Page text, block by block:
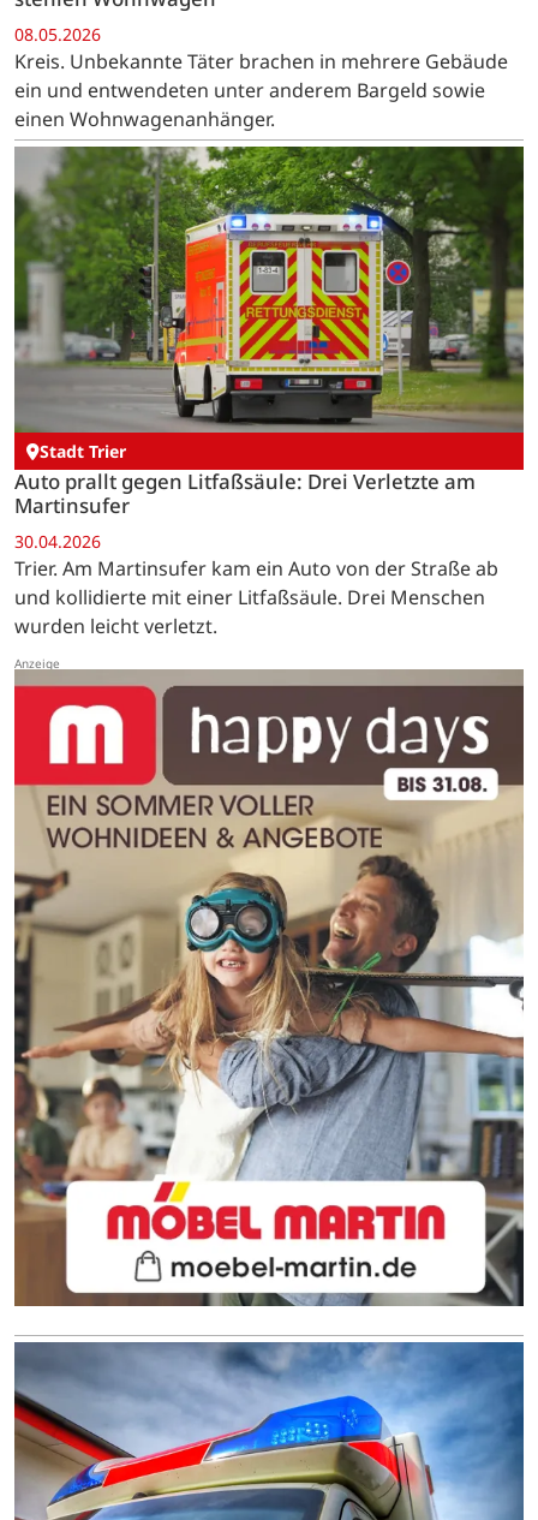
08.05.2026
Kreis. Unbekannte Täter brachen in mehrere Gebäude
ein und entwendeten unter anderem Bargeld sowie
einen Wohnwagenanhänger.
Stadt Trier
Auto prallt gegen Litfaßsäule: Drei Verletzte am
Martinsufer
30.04.2026
Trier. Am Martinsufer kam ein Auto von der Straße ab
und kollidierte mit einer Litfaßsäule. Drei Menschen
wurden leicht verletzt.